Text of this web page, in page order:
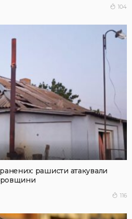
104
рашисти атакували
116